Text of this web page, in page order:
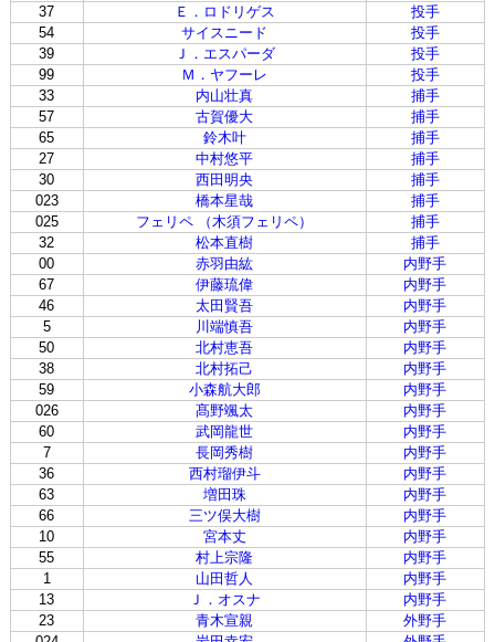
37
Ｅ．ロドリゲス
投手
54
サイスニード
投手
39
Ｊ．エスパーダ
投手
99
Ｍ．ヤフーレ
投手
33
内山壮真
捕手
57
古賀優大
捕手
65
鈴木叶
捕手
27
中村悠平
捕手
30
西田明央
捕手
023
橋本星哉
捕手
025
フェリペ （木須フェリペ）
捕手
32
松本直樹
捕手
00
赤羽由紘
内野手
67
伊藤琉偉
内野手
46
太田賢吾
内野手
5
川端慎吾
内野手
50
北村恵吾
内野手
38
北村拓己
内野手
59
小森航大郎
内野手
026
髙野颯太
内野手
60
武岡龍世
内野手
7
長岡秀樹
内野手
36
西村瑠伊斗
内野手
63
増田珠
内野手
66
三ツ俣大樹
内野手
10
宮本丈
内野手
55
村上宗隆
内野手
1
山田哲人
内野手
13
Ｊ．オスナ
内野手
23
青木宣親
外野手